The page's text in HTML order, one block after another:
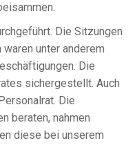
Die Sitzungen
unter anderem
Die
sichergestellt. Auch
Die
beraten, nahmen
diese bei unserem